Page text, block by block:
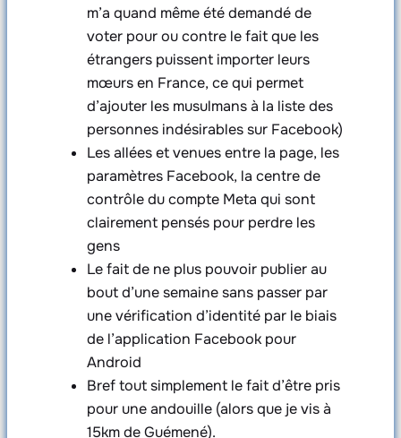
m’a quand même été demandé de
voter pour ou contre le fait que les
étrangers puissent importer leurs
mœurs en France, ce qui permet
d’ajouter les musulmans à la liste des
personnes indésirables sur Facebook)
Les allées et venues entre la page, les
paramètres Facebook, la centre de
contrôle du compte Meta qui sont
clairement pensés pour perdre les
gens
Le fait de ne plus pouvoir publier au
bout d’une semaine sans passer par
une vérification d’identité par le biais
de l’application Facebook pour
Android
Bref tout simplement le fait d’être pris
pour une andouille (alors que je vis à
15km de Guémené).